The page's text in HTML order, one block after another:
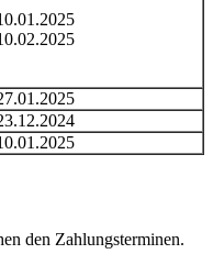
den Zahlungsterminen.